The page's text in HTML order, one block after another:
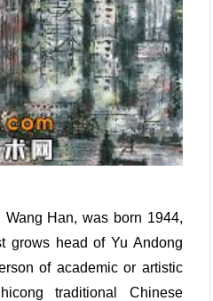
Han, was born 1944,
grows head of Yu Andong
of academic or artistic
traditional Chinese